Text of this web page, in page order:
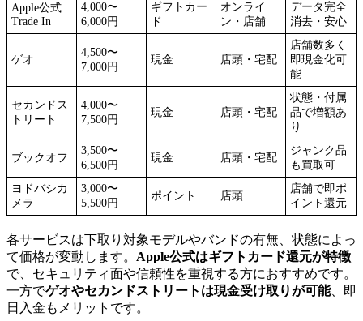
Apple公式
Trade In
4,000〜
6,000円
ギフトカー
ド
オンライ
ン・店舗
データ完全
消去・安心
ゲオ
4,500〜
7,000円
現金 店頭・宅配
店舗数多く
即現金化可
能
セカンドス
トリート
4,000〜
7,500円
現金 店頭・宅配
状態・付属
品で増額あ
り
ブックオフ
3,500〜
6,500円
現金 店頭・宅配
ジャンク品
も買取可
ヨドバシカ
メラ
3,000〜
5,500円
ポイント 店頭
店舗で即ポ
イント還元
各サービスは下取り対象モデルやバンドの有無、状態によっ
て価格が変動します。 Apple公式はギフトカード還元が特徴
で、セキュリティ面や信頼性を重視する方におすすめです。
一方でゲオやセカンドストリートは現金受け取りが可能、即
日入金もメリットです。